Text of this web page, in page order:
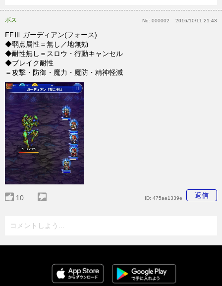
ボス No: 000002 2016/10/11 21:43
FFⅢ ガーディアン(フォース)
◆弱点属性＝無し／地無効
◆耐性無し＝スロウ・行動キャンセル
◆ブレイク耐性
＝攻撃・防御・魔力・魔防・精神軽減
10 返信
ID: 475ae1339e
コメントしよう...